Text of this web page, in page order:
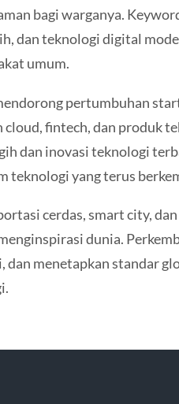
bagi warganya.
dan teknologi digital
umum.
pertumbuhan
fintech, dan produk
dan inovasi teknologi
teknologi yang terus
cerdas, smart city,
dunia.
menetapkan standar